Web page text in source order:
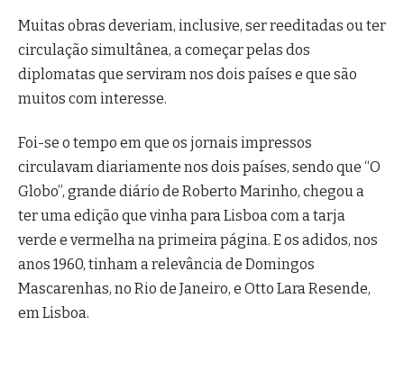
Muitas obras deveriam, inclusive, ser reeditadas ou ter
circulação simultânea, a começar pelas dos
diplomatas que serviram nos dois países e que são
muitos com interesse.
Foi-se o tempo em que os jornais impressos
circulavam diariamente nos dois países, sendo que “O
Globo”, grande diário de Roberto Marinho, chegou a
ter uma edição que vinha para Lisboa com a tarja
verde e vermelha na primeira página. E os adidos, nos
anos 1960, tinham a relevância de Domingos
Mascarenhas, no Rio de Janeiro, e Otto Lara Resende,
em Lisboa.